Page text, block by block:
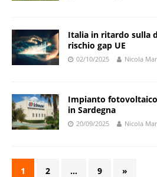
Italia in ritardo sulla
rischio gap UE
02/10/2025 Nicola
Impianto
in Sardegna
20/09/2025 Nicola
1 2 … 9 »